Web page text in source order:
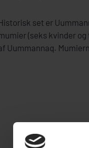
set er
(seks kvinder
Uummannaq.